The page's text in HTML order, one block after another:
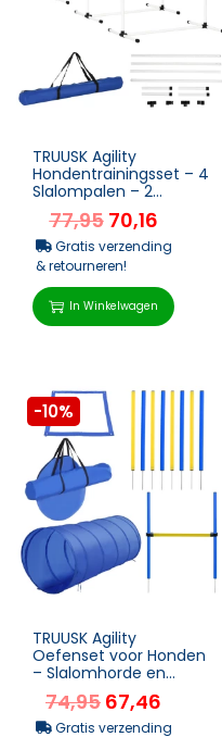
TRUUSK Agility
Hondentrainingsset – 4
Slalompalen – 2
Horden – Gemaakt van
Kunstst...
77,95 70,16
Gratis verzending
& retourneren!
In Winkelwagen
-10%
TRUUSK Agility
Oefenset voor Honden
– Slalomhorde en
Tunnel – PE+Polyester
– Blauw...
74,95 67,46
Gratis verzending